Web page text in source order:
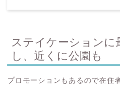
ステイケーションに
し、近くに公園も
プロモーションもあるので在住